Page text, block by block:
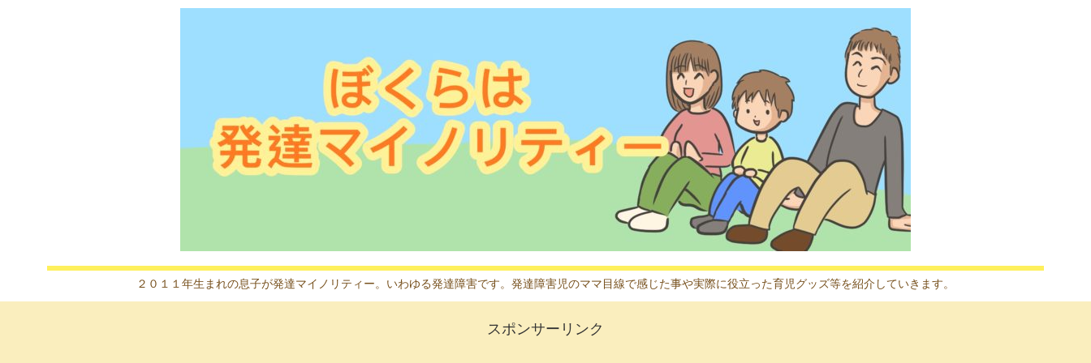
２０１１年生まれの息子が発達マイノリティー。いわゆる発達障害です。発達障害児のママ目線で感じた事や実際に役立った育児グッズ等を紹介していきます。
スポンサーリンク